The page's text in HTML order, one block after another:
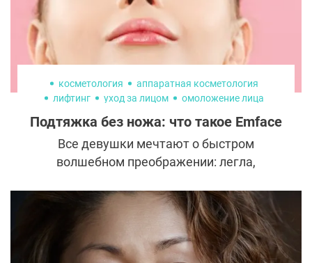
косметология
аппаратная косметология
лифтинг
уход за лицом омоложение лица
Подтяжка без ножа: что такое Emface
Все девушки мечтают о быстром
волшебном преображении: легла,
дает пластическая операция, но, увы,
длительный и болезненный
восстановительный период никто не
отменял. Отчасти поэтому современная